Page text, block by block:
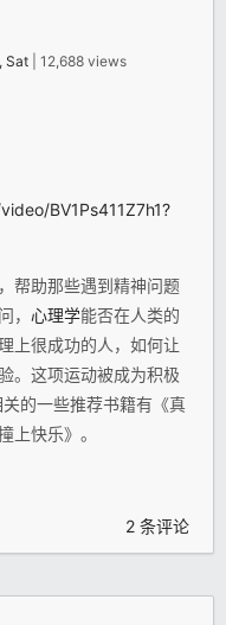
Sat | 12,688 views
BV1Ps411Z7h1?
帮助那些遇到精神问题
， 心理学能否在人类的
上很成功的人，如何让
。这项运动被成为积极
的一些推荐书籍有《真
上快乐》。
2 条评论